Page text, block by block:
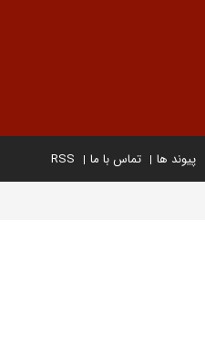
پیوند ها تماس با ما RSS